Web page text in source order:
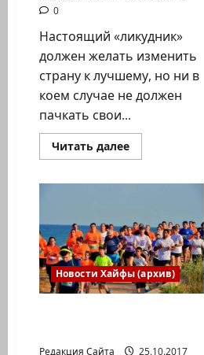
0
Настоящий «ликудник»
должен желать изменить
страну к лучшему, но ни в
коем случае не должен
пачкать свои...
Читать далееПрочитать
больше
Новости Хайфы (архив)
Редакция Сайта 25.10.2017